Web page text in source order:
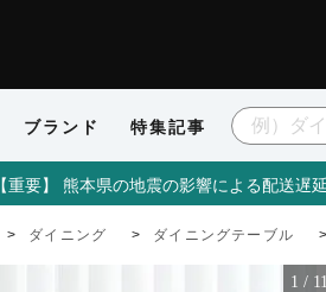
ブランド 特集記事
【重要】 熊本県の地震の影響による配送遅
ダイニング ダイニングテーブル
1 / 11